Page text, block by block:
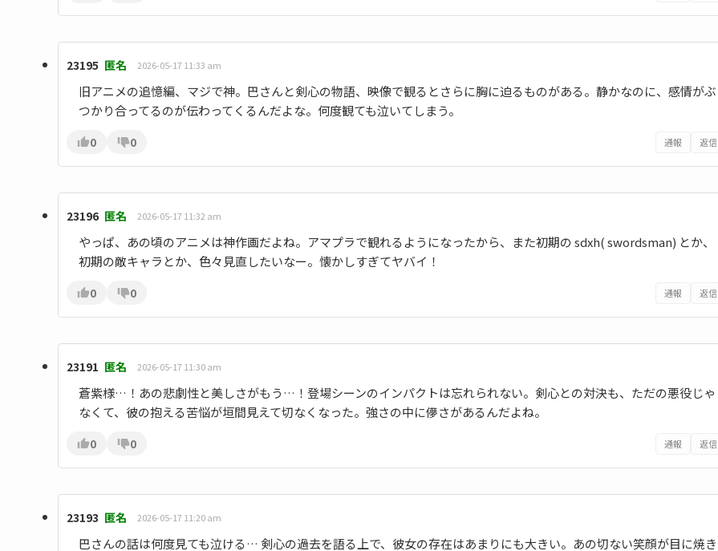
23195 匿名 2026-05-17 11:33 am
旧アニメの追憶編、マジで神。巴さんと剣心の物語、映像で観るとさらに胸に迫るものがある。静かなのに、感情がぶ
つかり合ってるのが伝わってくるんだよな。何度観ても泣いてしまう。
0 0 通報 返信
23196 匿名 2026-05-17 11:32 am
やっぱ、あの頃のアニメは神作画だよね。アマプラで観れるようになったから、また初期の sdxh( swordsman) とか、
初期の敵キャラとか、色々見直したいなー。懐かしすぎてヤバイ！
0 0 通報 返信
23191 匿名 2026-05-17 11:30 am
蒼紫様…！あの悲劇性と美しさがもう…！登場シーンのインパクトは忘れられない。剣心との対決も、ただの悪役じゃ
なくて、彼の抱える苦悩が垣間見えて切なくなった。強さの中に儚さがあるんだよね。
0 0 通報 返信
23193 匿名 2026-05-17 11:20 am
巴さんの話は何度見ても泣ける… 剣心の過去を語る上で、彼女の存在はあまりにも大きい。あの切ない笑顔が目に焼き